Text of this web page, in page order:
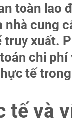
toàn lao
cung
xuất.
chi
tế
tế và